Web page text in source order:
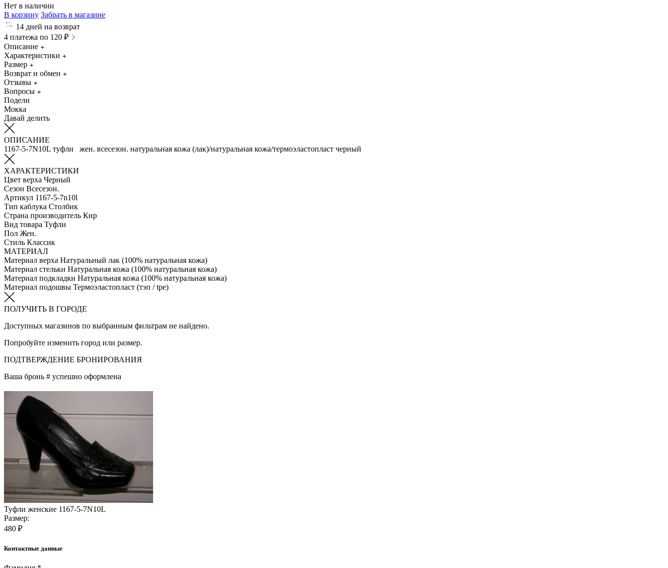
Нет в наличии
В корзину Забрать в магазине
14 дней на возврат
4 платежа по 120 ₽
Описание
Характеристики
Размер
Возврат и обмен
Отзывы
Вопросы
Подели
Мокка
Давай делить
ОПИСАНИЕ
1167-5-7N10L туфли жен. всесезон. натуральная кожа (лак)/натуральная кожа/термоэластопласт черный
ХАРАКТЕРИСТИКИ
Цвет верха Черный
Сезон Всесезон.
Артикул 1167-5-7n10l
Тип каблука Столбик
Страна производитель Кнр
Вид товара Туфли
Пол Жен.
Стиль Классик
МАТЕРИАЛ
Материал верха Натуральный лак (100% натуральная кожа)
Материал стельки Натуральная кожа (100% натуральная кожа)
Материал подкладки Натуральная кожа (100% натуральная кожа)
Материал подошвы Термоэластопласт (тэп / tpe)
ПОЛУЧИТЬ В ГОРОДЕ
Доступных магазинов по выбранным фильтрам не найдено.
Попробуйте изменить город или размер.
ПОДТВЕРЖДЕНИЕ БРОНИРОВАНИЯ
Ваша бронь # успешно оформлена
Туфли женские 1167-5-7N10L
Размер:
480 ₽
Контактные данные